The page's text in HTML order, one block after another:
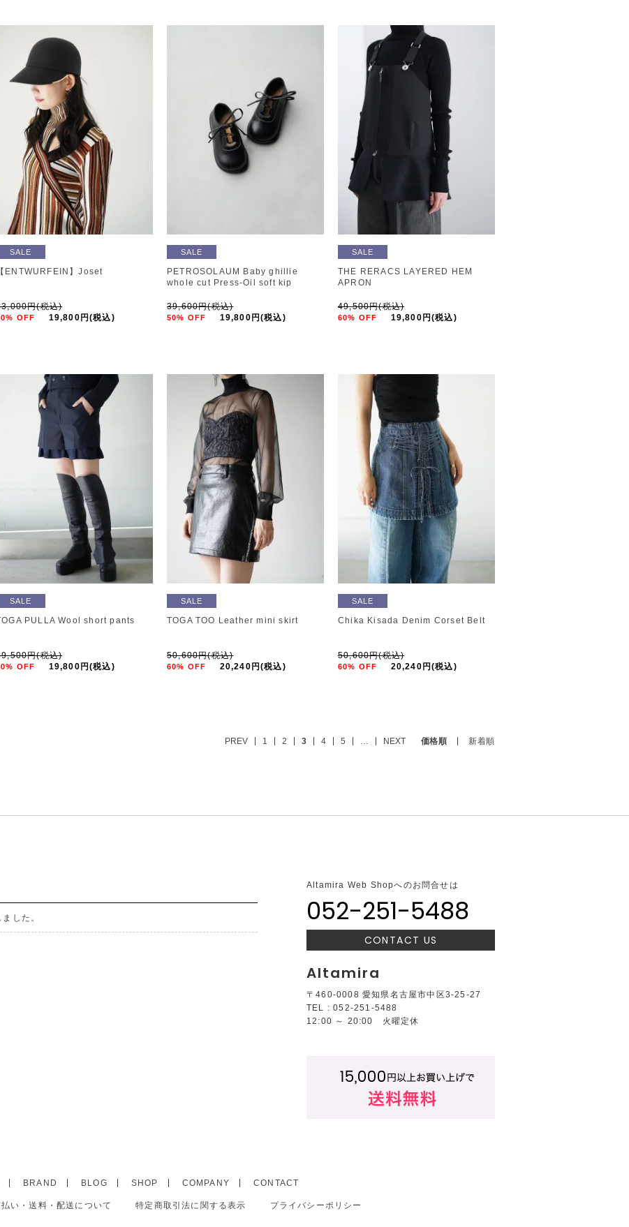
SALE
【ENTWURFEIN】Joset
円(税込)
OFF 19,800円(税込)
SALE
PETROSOLAUM Baby ghillie
whole cut Press-Oil soft kip
39,600円(税込)
50% OFF 19,800円(税込)
SALE
THE RERACS LAYERED HEM
APRON
49,500円(税込)
60% OFF 19,800円(税込)
SALE
PULLA Wool short pants
円(税込)
OFF 19,800円(税込)
SALE
TOGA TOO Leather mini skirt
50,600円(税込)
60% OFF 20,240円(税込)
SALE
Chika Kisada Denim Corset Belt
50,600円(税込)
60% OFF 20,240円(税込)
価格順 新着順
PREV 1 2 3 4 5 … NEXT
した。
Altamira Web Shopへのお問合せは
052-251-5488
CONTACT US
Altamira
〒460-0008 愛知県名古屋市中区3-25-27
TEL : 052-251-5488
12:00 ～ 20:00 火曜定休
BRAND BLOG SHOP COMPANY CONTACT
い・送料・配送について 特定商取引法に関する表示 プライバシーポリシー